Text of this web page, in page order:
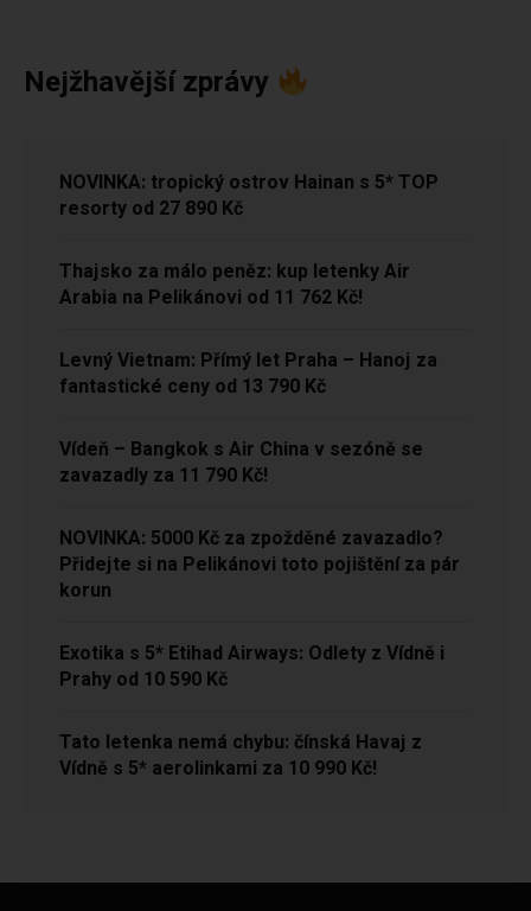
Nejžhavější zprávy
NOVINKA: tropický ostrov Hainan s 5* TOP
resorty od 27 890 Kč
Thajsko za málo peněz: kup letenky Air
Arabia na Pelikánovi od 11 762 Kč!
Levný Vietnam: Přímý let Praha – Hanoj za
fantastické ceny od 13 790 Kč
Vídeň – Bangkok s Air China v sezóně se
zavazadly za 11 790 Kč!
NOVINKA: 5000 Kč za zpožděné zavazadlo?
Přidejte si na Pelikánovi toto pojištění za pár
korun
Exotika s 5* Etihad Airways: Odlety z Vídně i
Prahy od 10 590 Kč
Tato letenka nemá chybu: čínská Havaj z
Vídně s 5* aerolinkami za 10 990 Kč!